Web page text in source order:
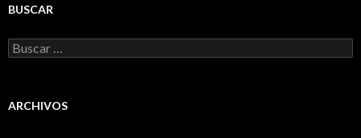
BUSCAR
Buscar:
ARCHIVOS